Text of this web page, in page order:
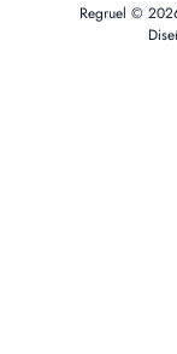
Regruel ©